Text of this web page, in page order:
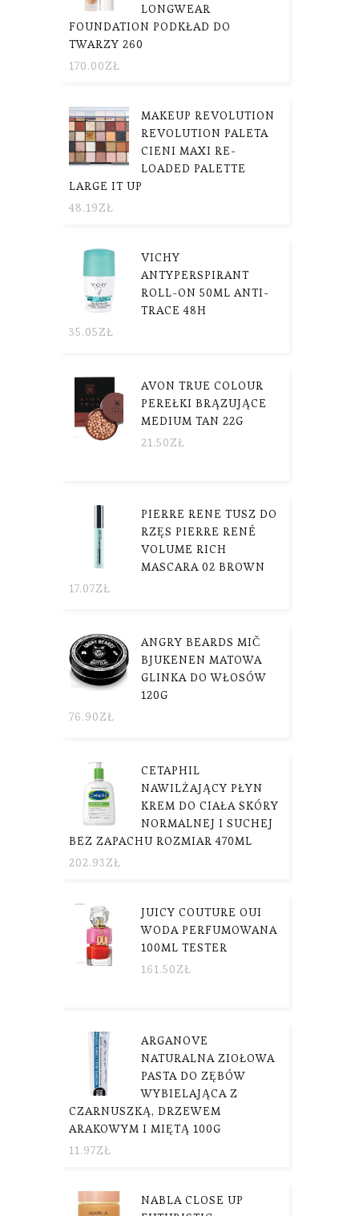
LONGWEAR
FOUNDATION PODKŁAD DO
TWARZY 260
170.00ZŁ
MAKEUP REVOLUTION
REVOLUTION PALETA
CIENI MAXI RE-
LOADED PALETTE
LARGE IT UP
48.19ZŁ
VICHY
ANTYPERSPIRANT
ROLL-ON 50ML ANTI-
TRACE 48H
35.05ZŁ
AVON TRUE COLOUR
PEREŁKI BRĄZUJĄCE
MEDIUM TAN 22G
21.50ZŁ
PIERRE RENE TUSZ DO
RZĘS PIERRE RENÉ
VOLUME RICH
MASCARA 02 BROWN
17.07ZŁ
ANGRY BEARDS MIČ
BJUKENEN MATOWA
GLINKA DO WŁOSÓW
120G
76.90ZŁ
CETAPHIL
NAWILŻAJĄCY PŁYN
KREM DO CIAŁA SKÓRY
NORMALNEJ I SUCHEJ
BEZ ZAPACHU ROZMIAR 470ML
202.93ZŁ
JUICY COUTURE OUI
WODA PERFUMOWANA
100ML TESTER
161.50ZŁ
ARGANOVE
NATURALNA ZIOŁOWA
PASTA DO ZĘBÓW
WYBIELAJĄCA Z
CZARNUSZKĄ, DRZEWEM
ARAKOWYM I MIĘTĄ 100G
11.97ZŁ
NABLA CLOSE UP